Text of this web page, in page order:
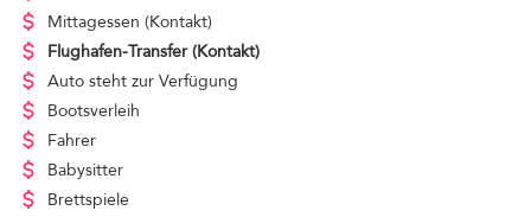
Mittagessen (Kontakt)
Flughafen-Transfer (Kontakt)
Auto steht zur Verfügung
Bootsverleih
Fahrer
Babysitter
Brettspiele